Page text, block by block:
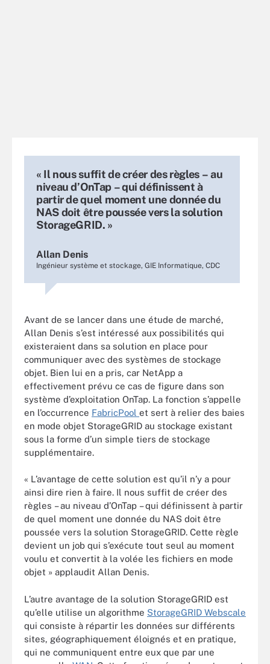
« Il nous suffit de créer des règles – au
niveau d’OnTap – qui définissent à
partir de quel moment une donnée du
NAS doit être poussée vers la solution
StorageGRID. »
Allan Denis
Ingénieur système et stockage, GIE Informatique, CDC
Avant de se lancer dans une étude de marché,
Allan Denis s’est intéressé aux possibilités qui
existeraient dans sa solution en place pour
communiquer avec des systèmes de stockage
objet. Bien lui en a pris, car NetApp a
effectivement prévu ce cas de figure dans son
système d’exploitation OnTap. La fonction s’appelle
en l’occurrence FabricPool et sert à relier des baies
en mode objet StorageGRID au stockage existant
sous la forme d’un simple tiers de stockage
supplémentaire.
« L’avantage de cette solution est qu’il n’y a pour
ainsi dire rien à faire. Il nous suffit de créer des
règles – au niveau d’OnTap – qui définissent à partir
de quel moment une donnée du NAS doit être
poussée vers la solution StorageGRID. Cette règle
devient un job qui s’exécute tout seul au moment
voulu et convertit à la volée les fichiers en mode
objet » applaudit Allan Denis.
L’autre avantage de la solution StorageGRID est
qu’elle utilise un algorithme StorageGRID Webscale
qui consiste à répartir les données sur différents
sites, géographiquement éloignés et en pratique,
qui ne communiquent entre eux que par une